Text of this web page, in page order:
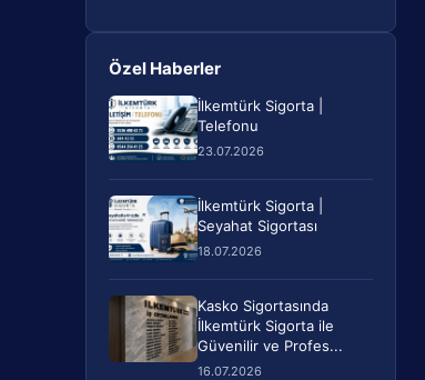
Özel Haberler
İlkemtürk Sigorta |
Telefonu
23.07.2026
İlkemtürk Sigorta |
Seyahat Sigortası
18.07.2026
Kasko Sigortasında
İlkemtürk Sigorta ile
Güvenilir ve Profes...
16.07.2026